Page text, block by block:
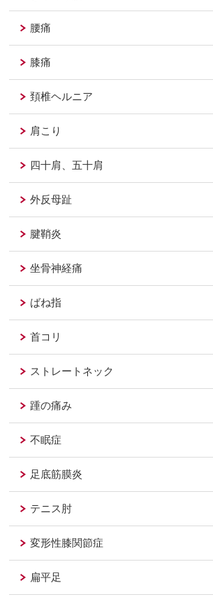
腰痛
膝痛
頚椎ヘルニア
肩こり
四十肩、五十肩
外反母趾
腱鞘炎
坐骨神経痛
ばね指
首コリ
ストレートネック
踵の痛み
不眠症
足底筋膜炎
テニス肘
変形性膝関節症
扁平足